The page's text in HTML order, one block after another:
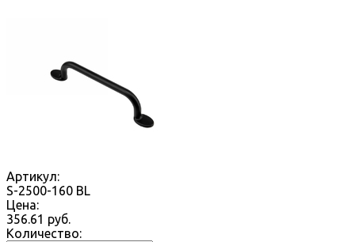
Артикул:
S-2500-160 BL
Цена:
356.61 руб.
Количество: